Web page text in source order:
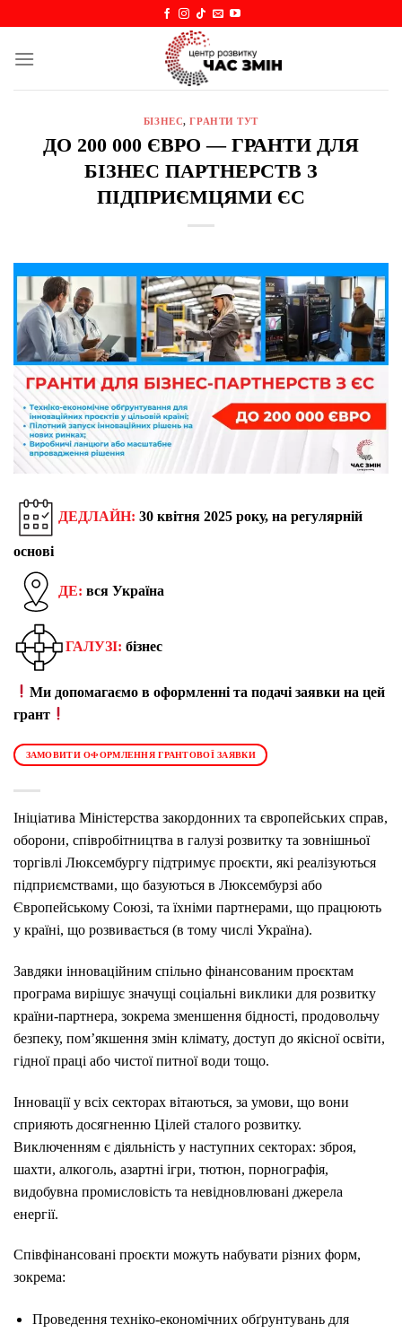
content
БІЗНЕС,ГРАНТИ ТУТ
ДО 200 000 ЄВРО — ГРАНТИ ДЛЯ
БІЗНЕС ПАРТНЕРСТВ З
ПІДПРИЄМЦЯМИ ЄС
ДЕДЛАЙН: 30 квітня 2025 року, на регулярній
основі
ДЕ: вся Україна
ГАЛУЗІ: бізнес
Ми допомагаємо в оформленні та подачі заявки на цей
грант
ЗАМОВИТИ ОФОРМЛЕННЯ ГРАНТОВОЇ ЗАЯВКИ
Ініціатива Міністерства закордонних та європейських справ,
оборони, співробітництва в галузі розвитку та зовнішньої
торгівлі Люксембургу підтримує проєкти, які реалізуються
підприємствами, що базуються в Люксембурзі або
Європейському Союзі, та їхніми партнерами, що працюють
у країні, що розвивається (в тому числі Україна).
Завдяки інноваційним спільно фінансованим проєктам
програма вирішує значущі соціальні виклики для розвитку
країни-партнера, зокрема зменшення бідності, продовольчу
безпеку, пом’якшення змін клімату, доступ до якісної освіти,
гідної праці або чистої питної води тощо.
Інновації у всіх секторах вітаються, за умови, що вони
сприяють досягненню Цілей сталого розвитку.
Виключенням є діяльність у наступних секторах: зброя,
шахти, алкоголь, азартні ігри, тютюн, порнографія,
видобувна промисловість та невідновлювані джерела
енергії.
Співфінансовані проєкти можуть набувати різних форм,
зокрема:
Проведення техніко-економічних обґрунтувань для